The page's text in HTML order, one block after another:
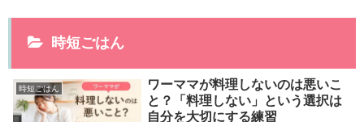
時短ごはん
時短ごはん
ワーママが料理しないのは悪いこ
と？「料理しない」という選択は
自分を大切にする練習